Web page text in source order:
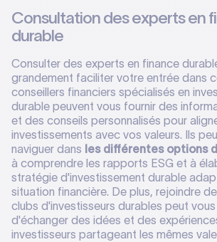
Consultation des experts en
durable
Consulter des experts en finance
grandement faciliter votre entrée dans
conseillers financiers spécialisés en
durable peuvent vous fournir des
et des conseils personnalisés pour
investissements avec vos valeurs. Ils
naviguer dans les différentes options
à comprendre les rapports ESG et à
stratégie d'investissement durable
situation financière. De plus, rejoindre
clubs d'investisseurs durables peut
d'échanger des idées et des
investisseurs partageant les mêmes